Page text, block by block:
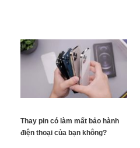
Thay pin có làm mất bảo hành
điện thoại của bạn không?